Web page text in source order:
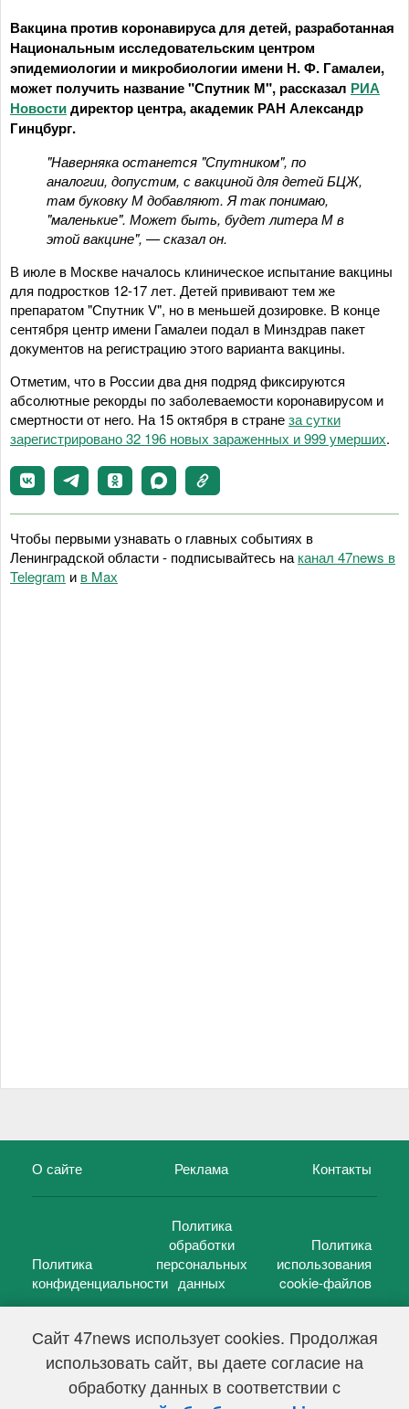
Сайт 47news использует cookies. Продолжая
использовать сайт, вы даете согласие на
обработку данных в соответствии с
Вакцина против коронавируса для детей, разработанная
Национальным исследовательским центром
эпидемиологии и микробиологии имени Н. Ф. Гамалеи,
может получить название "Спутник М", рассказал РИА
Новостидиректор центра, академик РАН Александр
Гинцбург.
"Наверняка останется "Спутником", по
аналогии, допустим, с вакциной для детей БЦЖ,
там буковку М добавляют. Я так понимаю,
"маленькие". Может быть, будет литера М в
этой вакцине", — сказал он.
В июле в Москве началось клиническое испытание вакцины
для подростков 12-17 лет. Детей прививают тем же
препаратом "Спутник V", но в меньшей дозировке. В конце
сентября центр имени Гамалеи подал в Минздрав пакет
документов на регистрацию этого варианта вакцины.
Отметим, что в России два дня подряд фиксируются
абсолютные рекорды по заболеваемости коронавирусом и
смертности от него. На 15 октября в странеза сутки
зарегистрировано 32 196 новых зараженных и 999 умерших.
Чтобы первыми узнавать о главных событиях в
Ленинградской области - подписывайтесь на канал 47news в
Telegram и в Maх
О сайте Реклама Контакты
Политика
конфиденциальности
Политика
обработки
персональных
данных
Политика
использования
cookie-файлов
47 новостей (47 news)2005 — 2026 г.
Свидетельство о регистрации СМИ Эл № ФС 77-39848, выдано
Федеральной службой по надзору в сфере связи,